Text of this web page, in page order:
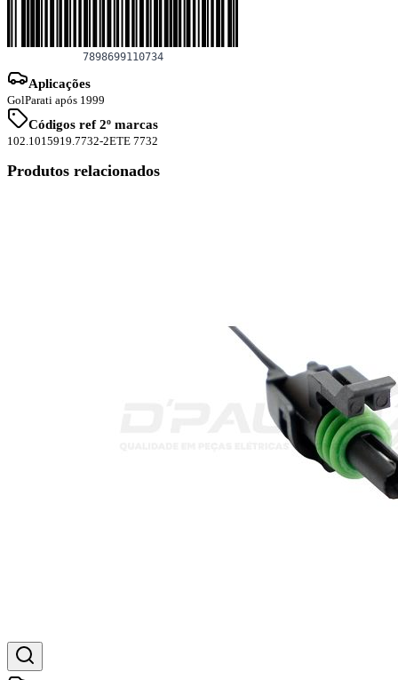
Aplicações
GolParati após 1999
Códigos ref 2º marcas
102.1015919.7732-2ETE 7732
Produtos relacionados